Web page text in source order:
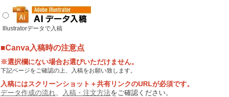
Illustratorデータで入稿
■Canva入稿時の注意点
※選択欄にない場合お選びいただけません。
下記ページをご確認の上、入稿をお願い致します。
入稿にはスクリーンショット＋共有リンクのURLが必須です。
データ作成の流れ
入稿・注文方法をご確認ください。